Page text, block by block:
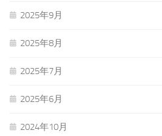
2025年9月
2025年8月
2025年7月
2025年6月
2024年10月